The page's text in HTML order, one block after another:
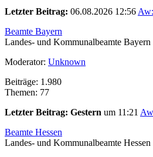
Letzter Beitrag: 06.08.2026 12:56
Beamte Bayern
Landes- und Kommunalbeamte Bayern
Moderator: Unknown
Beiträge: 1.980
Themen: 77
Letzter Beitrag: Gestern um 11:21
Beamte Hessen
Landes- und Kommunalbeamte Hessen